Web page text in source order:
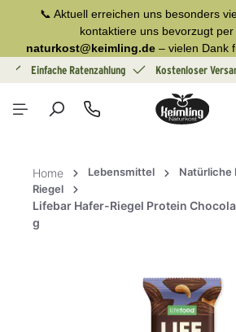
springen
📞 Aktuell erreichen uns besonders
kontaktiere uns bevorzugt per
naturkost@keimling.de– vielen Dank
Einfache Ratenzahlung Kostenloser
Home Lebensmittel
Natürliche
Riegel
Lifebar Hafer-Riegel Protein
g